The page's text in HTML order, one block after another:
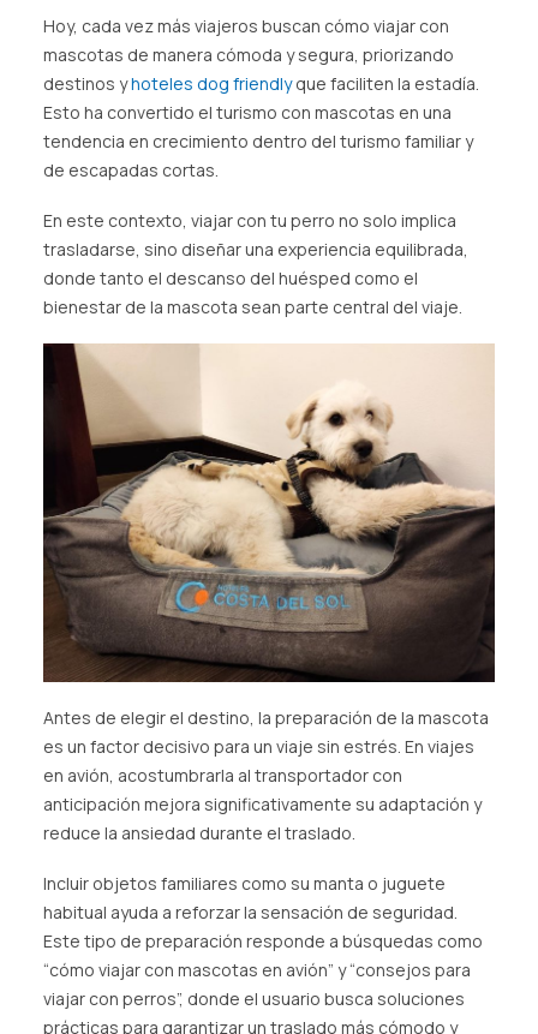
Hoy, cada vez más viajeros buscan cómo viajar con
mascotas de manera cómoda y segura, priorizando
destinos yhoteles dog friendlyque faciliten la estadía.
Esto ha convertido el turismo con mascotas en una
tendencia en crecimiento dentro del turismo familiar y
de escapadas cortas.
En este contexto, viajar con tu perro no solo implica
trasladarse, sino diseñar una experiencia equilibrada,
donde tanto el descanso del huésped como el
bienestar de la mascota sean parte central del viaje.
Antes de elegir el destino, la preparación de la mascota
es un factor decisivo para un viaje sin estrés. En viajes
en avión, acostumbrarla al transportador con
anticipación mejora significativamente su adaptación y
reduce la ansiedad durante el traslado.
Incluir objetos familiares como su manta o juguete
habitual ayuda a reforzar la sensación de seguridad.
Este tipo de preparación responde a búsquedas como
“cómo viajar con mascotas en avión” y “consejos para
viajar con perros”, donde el usuario busca soluciones
prácticas para garantizar un traslado más cómodo y